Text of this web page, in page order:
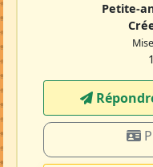
Petite-